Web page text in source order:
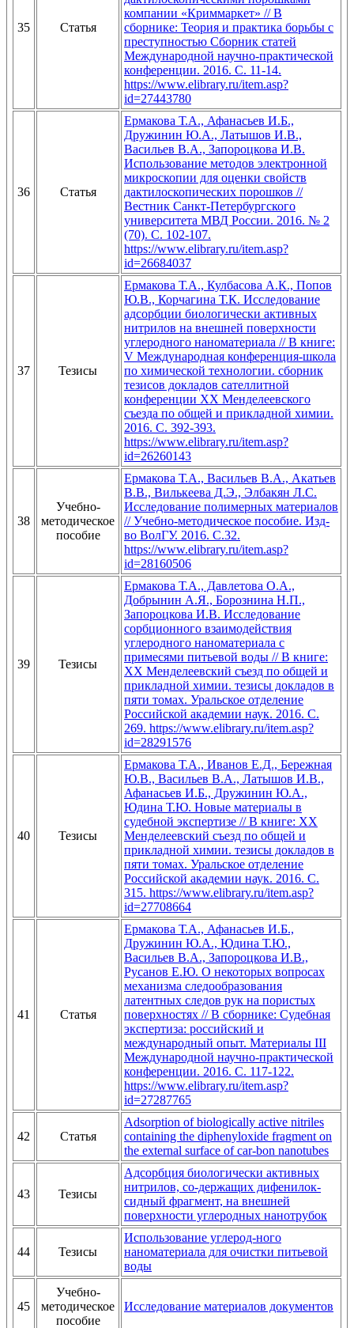
35 Статья
компании «Криммаркет» // В
сборнике: Теория и практика борьбы с
преступностью Сборник статей
Международной научно-практической
конференции. 2016. С. 11-14.
https://www.elibrary.ru/item.asp?
id=27443780
36 Статья
Ермакова Т.А., Афанасьев И.Б.,
Дружинин Ю.А., Латышов И.В.,
Васильев В.А., Запороцкова И.В.
Использование методов электронной
микроскопии для оценки свойств
дактилоскопических порошков //
Вестник Санкт-Петербургского
университета МВД России. 2016. № 2
(70). С. 102-107.
https://www.elibrary.ru/item.asp?
id=26684037
37 Тезисы
Ермакова Т.А., Кулбасова А.К., Попов
Ю.В., Корчагина Т.К. Исследование
адсорбции биологически активных
нитрилов на внешней поверхности
углеродного наноматериала // В книге:
V Международная конференция-школа
по химической технологии. сборник
тезисов докладов сателлитной
конференции ХХ Менделеевского
съезда по общей и прикладной химии.
2016. С. 392-393.
https://www.elibrary.ru/item.asp?
id=26260143
38
Учебно-
методическое
пособие
Ермакова Т.А., Васильев В.А., Акатьев
В.В., Вилькеева Д.Э., Элбакян Л.С.
Исследование полимерных материалов
// Учебно-методическое пособие. Изд-
во ВолГУ. 2016. С.32.
https://www.elibrary.ru/item.asp?
id=28160506
39 Тезисы
Ермакова Т.А., Давлетова О.А.,
Добрынин А.Я., Борознина Н.П.,
Запороцкова И.В. Исследование
сорбционного взаимодействия
углеродного наноматериала с
примесями питьевой воды // В книге:
ХХ Менделеевский съезд по общей и
прикладной химии. тезисы докладов в
пяти томах. Уральское отделение
Российской академии наук. 2016. С.
269. https://www.elibrary.ru/item.asp?
id=28291576
40 Тезисы
Ермакова Т.А., Иванов Е.Д., Бережная
Ю.В., Васильев В.А., Латышов И.В.,
Афанасьев И.Б., Дружинин Ю.А.,
Юдина Т.Ю. Новые материалы в
судебной экспертизе // В книге: ХХ
Менделеевский съезд по общей и
прикладной химии. тезисы докладов в
пяти томах. Уральское отделение
Российской академии наук. 2016. С.
315. https://www.elibrary.ru/item.asp?
id=27708664
41 Статья
Ермакова Т.А., Афанасьев И.Б.,
Дружинин Ю.А., Юдина Т.Ю.,
Васильев В.А., Запороцкова И.В.,
Русанов Е.Ю. О некоторых вопросах
механизма следообразования
латентных следов рук на пористых
поверхностях // В сборнике: Судебная
экспертиза: российский и
международный опыт. Материалы III
Международной научно-практической
конференции. 2016. С. 117-122.
https://www.elibrary.ru/item.asp?
id=27287765
42 Статья
Adsorption of biologically active nitriles
containing the diphenyloxide fragment on
the external surface of car-bon nanotubes
43 Тезисы
Адсорбция биологически активных
нитрилов, со-держащих дифенилок-
сидный фрагмент, на внешней
поверхности углеродных нанотрубок
44 Тезисы
Использование углерод-ного
наноматериала для очистки питьевой
воды
45
Учебно-
методическое
пособие
Исследование материалов документов